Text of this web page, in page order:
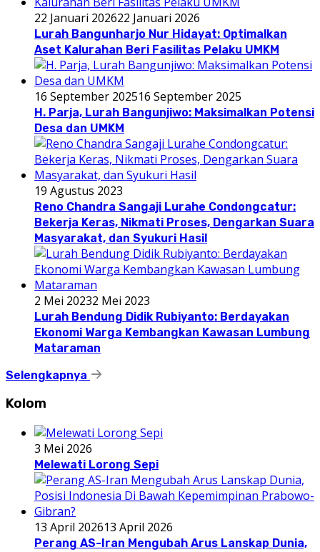
22 Januari 202622 Januari 2026
Lurah Bangunharjo Nur Hidayat: Optimalkan
Aset Kalurahan Beri Fasilitas Pelaku UMKM
16 September 202516 September 2025
H. Parja, Lurah Bangunjiwo: Maksimalkan Potensi
Desa dan UMKM
19 Agustus 2023
Reno Chandra Sangaji Lurahe Condongcatur:
Bekerja Keras, Nikmati Proses, Dengarkan Suara
Masyarakat, dan Syukuri Hasil
2 Mei 20232 Mei 2023
Lurah Bendung Didik Rubiyanto: Berdayakan
Ekonomi Warga Kembangkan Kawasan Lumbung
Mataraman
Selengkapnya
Kolom
3 Mei 2026
Melewati Lorong Sepi
13 April 202613 April 2026
Perang AS-Iran Mengubah Arus Lanskap Dunia,